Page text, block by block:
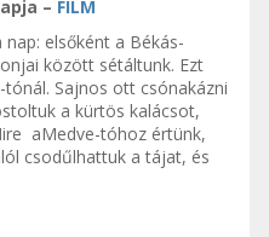
– FILM
elsőként a Békás-
között sétáltunk. Ezt
Sajnos ott csónakázni
a kürtös kalácsot,
aMedve-tóhoz értünk,
csodűlhattuk a tájat, és